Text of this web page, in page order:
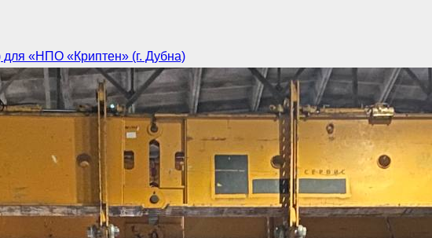
«НПО «Криптен» (г. Дубна)